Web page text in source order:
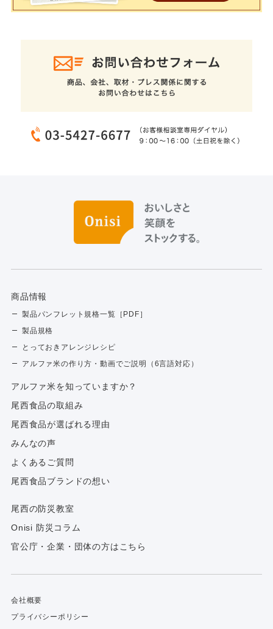
商品情報
製品パンフレット規格一覧［PDF］
製品規格
とっておきアレンジレシピ
アルファ米の作り方・動画でご説明（6言語対応）
アルファ⽶を知っていますか？
尾西食品の取組み
尾西食品が選ばれる理由
みんなの声
よくあるご質問
尾西食品ブランドの想い
尾西の防災教室
Onisi 防災コラム
官公庁・企業・団体の方はこちら
会社概要
プライバシーポリシー